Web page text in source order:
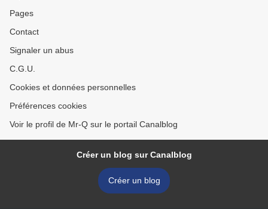
Pages
Contact
Signaler un abus
C.G.U.
Cookies et données personnelles
Préférences cookies
Voir le profil de Mr-Q sur le portail Canalblog
Créer un blog sur Canalblog
Créer un blog